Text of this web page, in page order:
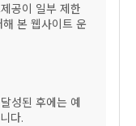
공이 일부 제한
본 웹사이트 운
성된 후에는 예
다.